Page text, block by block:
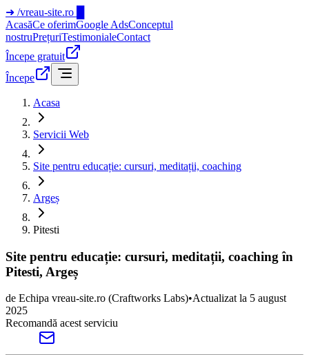
➜ /vreau-site.ro
AcasăCe oferimGoogle AdsConceptul
nostruPrețuriTestimonialeContact
Începe gratuit
Începe
Acasa
Servicii Web
Site pentru educație: cursuri, meditații, coaching
Argeș
Pitesti
Site pentru educație: cursuri, meditații, coaching în
Pitesti, Argeș
de Echipa vreau-site.ro (Craftworks Labs)•Actualizat la 5 august
2025
Recomandă acest serviciu